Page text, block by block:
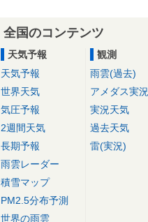
全国のコンテンツ
天気予報
天気予報
世界天気
気圧予報
2週間天気
長期予報
雨雲レーダー
積雪マップ
PM2.5分布予測
世界の雨雲
観測
雨雲(過去)
アメダス実況
実況天気
過去天気
雷(実況)